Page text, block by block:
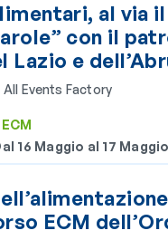
al via
con il
Lazio e
All Events Factory
16 Maggio al 17
ECM